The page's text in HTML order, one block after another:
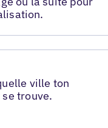
ville ton
trouve.